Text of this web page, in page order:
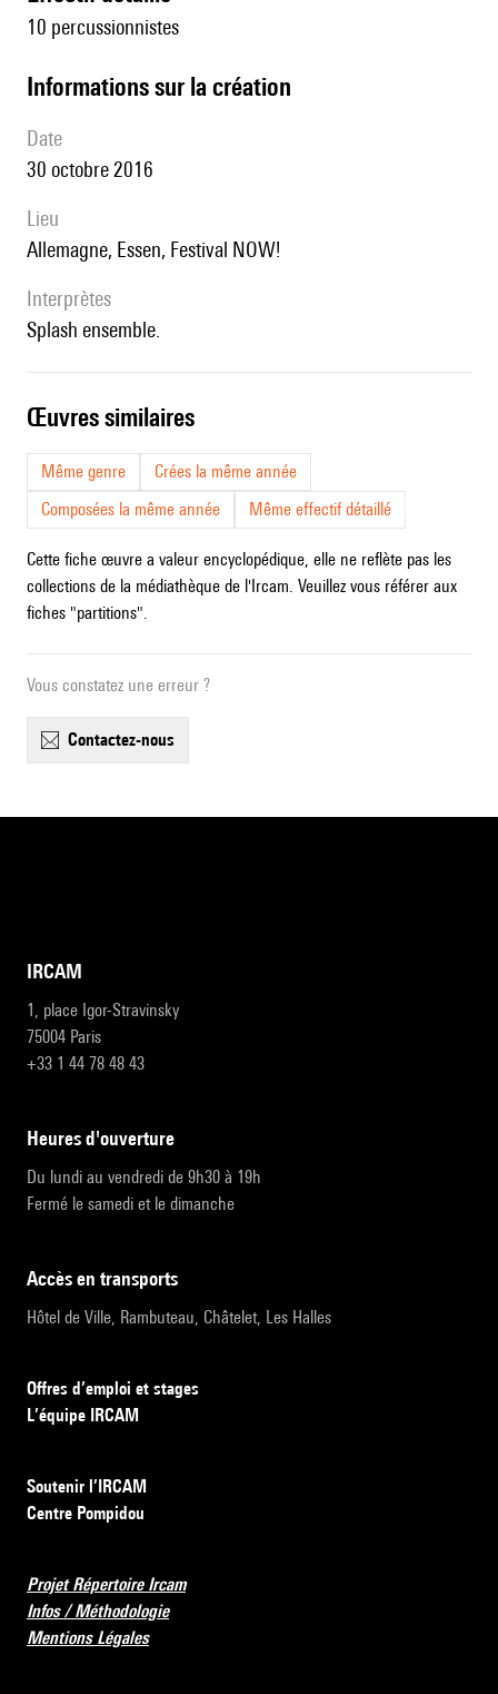
10 percussionnistes
informations sur la création
date
30 octobre 2016
lieu
Allemagne, Essen, Festival NOW!
interprètes
Splash ensemble.
œuvres similaires
Même genre
Crées la même année
Composées la même année
Même effectif détaillé
Cette fiche œuvre a valeur encyclopédique, elle ne reflète pas les
collections de la médiathèque de l'Ircam. Veuillez vous référer aux
fiches "partitions".
Vous constatez une erreur ?
contactez-nous
IRCAM
1, place Igor-Stravinsky
75004 Paris
+33 1 44 78 48 43
heures d'ouverture
Du lundi au vendredi de 9h30 à 19h
Fermé le samedi et le dimanche
accès en transports
Hôtel de Ville, Rambuteau, Châtelet, Les Halles
Offres d’emploi et stages
L’équipe IRCAM
Soutenir l’IRCAM
Centre Pompidou
Projet Répertoire Ircam
Infos / Méthodologie
Mentions Légales